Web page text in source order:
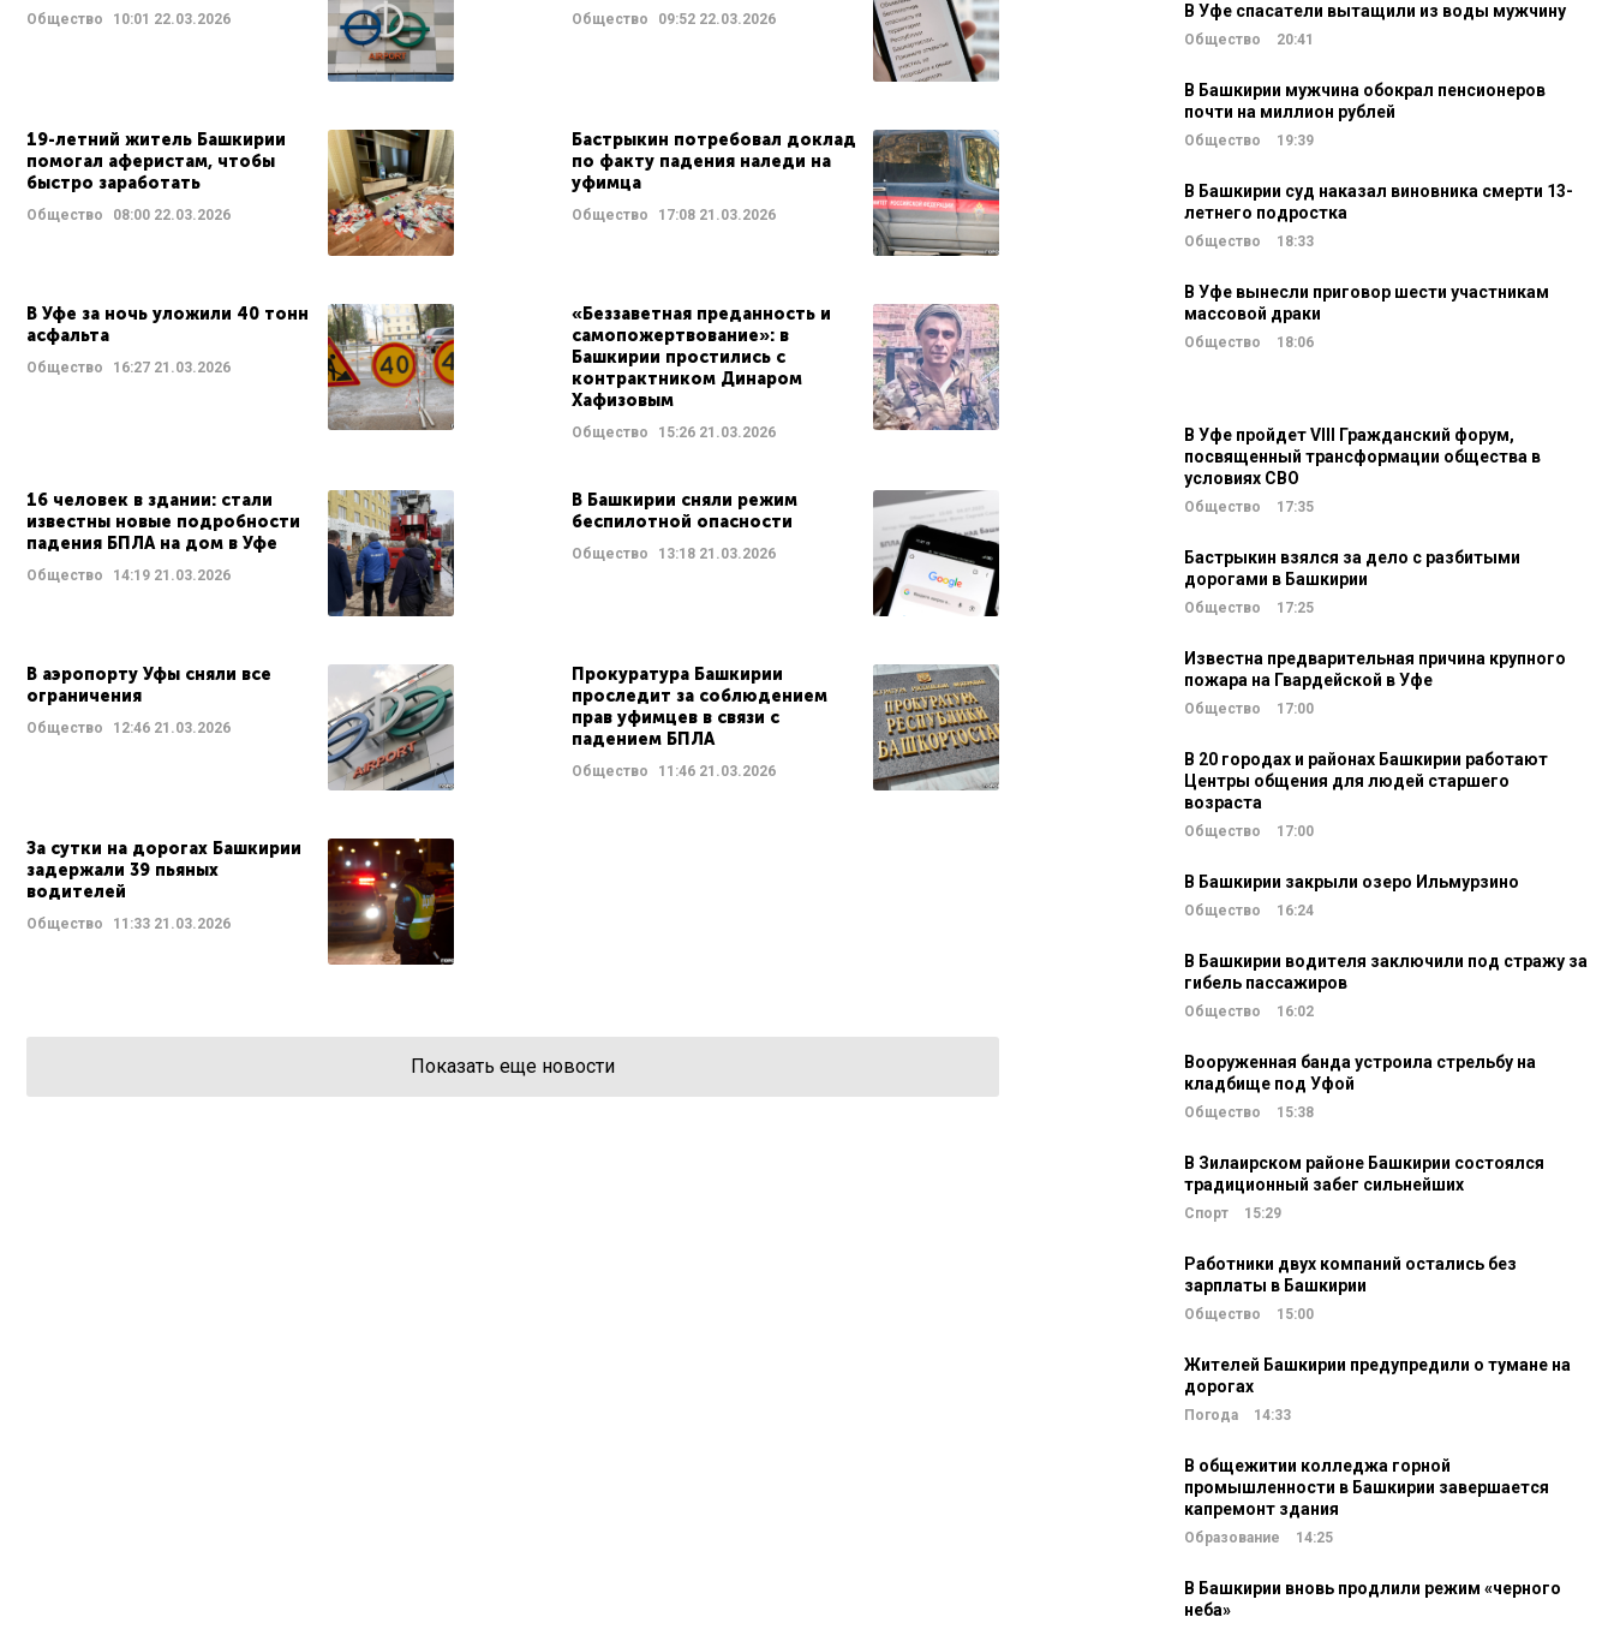
Общество 10:01 22.03.2026 Общество 09:5222.03.2026
19-летний житель Башкирии
помогал аферистам, чтобы
быстро заработать
Общество 08:00 22.03.2026
Бастрыкин потребовал доклад
по факту падения наледи на
уфимца
Общество 17:0821.03.2026
В Уфе за ночь уложили 40 тонн
асфальта
Общество 16:27 21.03.2026
«Беззаветная преданность и
самопожертвование»: в
Башкирии простились с
контрактником Динаром
Хафизовым
Общество 15:2621.03.2026
16 человек в здании: стали
известны новые подробности
падения БПЛА на дом в Уфе
Общество 14:19 21.03.2026
В Башкирии сняли режим
беспилотной опасности
Общество 13:1821.03.2026
В аэропорту Уфы сняли все
ограничения
Общество 12:46 21.03.2026
Прокуратура Башкирии
проследит за соблюдением
прав уфимцев в связи с
падением БПЛА
Общество 11:4621.03.2026
За сутки на дорогах Башкирии
задержали 39 пьяных
водителей
Общество 11:33 21.03.2026
Показать еще новости
В Уфе спасатели вытащили из воды мужчину
Общество 20:41
В Башкирии мужчина обокрал пенсионеров
почти на миллион рублей
Общество 19:39
В Башкирии суд наказал виновника смерти 13-
летнего подростка
Общество 18:33
В Уфе вынесли приговор шести участникам
массовой драки
Общество 18:06
В Уфе пройдет VIII Гражданский форум,
посвященный трансформации общества в
условиях СВО
Общество 17:35
Бастрыкин взялся за дело с разбитыми
дорогами в Башкирии
Общество 17:25
Известна предварительная причина крупного
пожара на Гвардейской в Уфе
Общество 17:00
В 20 городах и районах Башкирии работают
Центры общения для людей старшего
возраста
Общество 17:00
В Башкирии закрыли озеро Ильмурзино
Общество 16:24
В Башкирии водителя заключили под стражу за
гибель пассажиров
Общество 16:02
Вооруженная банда устроила стрельбу на
кладбище под Уфой
Общество 15:38
В Зилаирском районе Башкирии состоялся
традиционный забег сильнейших
Спорт 15:29
Работники двух компаний остались без
зарплаты в Башкирии
Общество 15:00
Жителей Башкирии предупредили о тумане на
дорогах
Погода 14:33
В общежитии колледжа горной
промышленности в Башкирии завершается
капремонт здания
Образование 14:25
В Башкирии вновь продлили режим «черного
неба»